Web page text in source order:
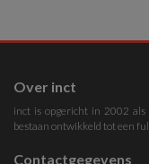
Over inct
inct is opgericht in 2002
bestaan ontwikkeld tot een
Contactgegevens